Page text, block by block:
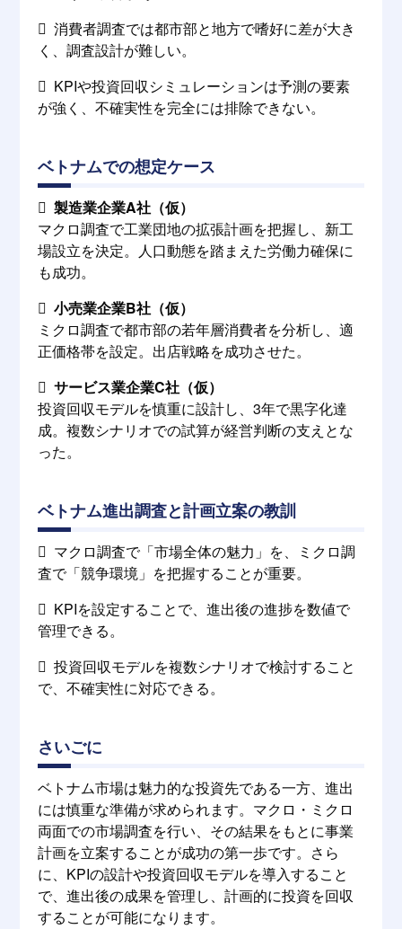
 消費者調査では都市部と地方で嗜好に差が大き
く、調査設計が難しい。
 KPIや投資回収シミュレーションは予測の要素
が強く、不確実性を完全には排除できない。
ベトナムでの想定ケース
製造業企業A社（仮）
マクロ調査で工業団地の拡張計画を把握し、新工
場設立を決定。人口動態を踏まえた労働力確保に
も成功。
小売業企業B社（仮）
ミクロ調査で都市部の若年層消費者を分析し、適
正価格帯を設定。出店戦略を成功させた。
サービス業企業C社（仮）
投資回収モデルを慎重に設計し、3年で黒字化達
成。複数シナリオでの試算が経営判断の支えとな
った。
ベトナム進出調査と計画立案の教訓
 マクロ調査で「市場全体の魅力」を、ミクロ調
査で「競争環境」を把握することが重要。
 KPIを設定することで、進出後の進捗を数値で
管理できる。
 投資回収モデルを複数シナリオで検討すること
で、不確実性に対応できる。
さいごに
ベトナム市場は魅力的な投資先である一方、進出
には慎重な準備が求められます。マクロ・ミクロ
両面での市場調査を行い、その結果をもとに事業
計画を立案することが成功の第一歩です。さら
に、KPIの設計や投資回収モデルを導入すること
で、進出後の成果を管理し、計画的に投資を回収
することが可能になります。